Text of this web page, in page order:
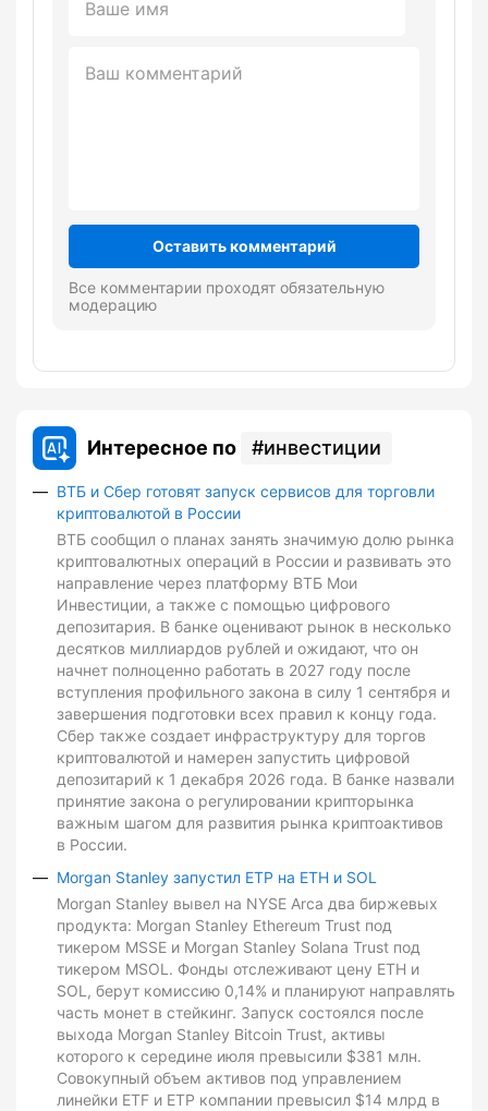
Оставить комментарий
Все комментарии проходят обязательную
модерацию
Интересное по инвестиции
ВТБ и Сбер готовят запуск сервисов для торговли
криптовалютой в России
ВТБ сообщил о планах занять значимую долю рынка
криптовалютных операций в России и развивать это
направление через платформу ВТБ Мои
Инвестиции, а также с помощью цифрового
депозитария. В банке оценивают рынок в несколько
десятков миллиардов рублей и ожидают, что он
начнет полноценно работать в 2027 году после
вступления профильного закона в силу 1 сентября и
завершения подготовки всех правил к концу года.
Сбер также создает инфраструктуру для торгов
криптовалютой и намерен запустить цифровой
депозитарий к 1 декабря 2026 года. В банке назвали
принятие закона о регулировании крипторынка
важным шагом для развития рынка криптоактивов
в России.
Morgan Stanley запустил ETP на ETH и SOL
Morgan Stanley вывел на NYSE Arca два биржевых
продукта: Morgan Stanley Ethereum Trust под
тикером MSSE и Morgan Stanley Solana Trust под
тикером MSOL. Фонды отслеживают цену ETH и
SOL, берут комиссию 0,14% и планируют направлять
часть монет в стейкинг. Запуск состоялся после
выхода Morgan Stanley Bitcoin Trust, активы
которого к середине июля превысили $381 млн.
Совокупный объем активов под управлением
линейки ETF и ETP компании превысил $14 млрд в